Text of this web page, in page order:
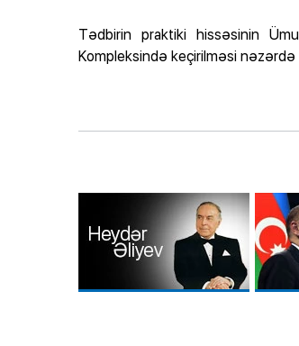
Tədbirin praktiki hissəsinin
Kompleksində keçirilməsi nəzərdə